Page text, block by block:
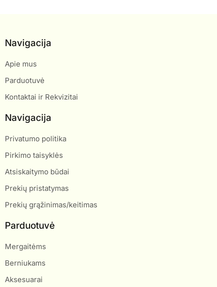
Navigacija
Apie mus
Parduotuvė
Kontaktai ir Rekvizitai
Navigacija
Privatumo politika
Pirkimo taisyklės
Atsiskaitymo būdai
Prekių pristatymas
Prekių grąžinimas/keitimas
Parduotuvė
Mergaitėms
Berniukams
Aksesuarai